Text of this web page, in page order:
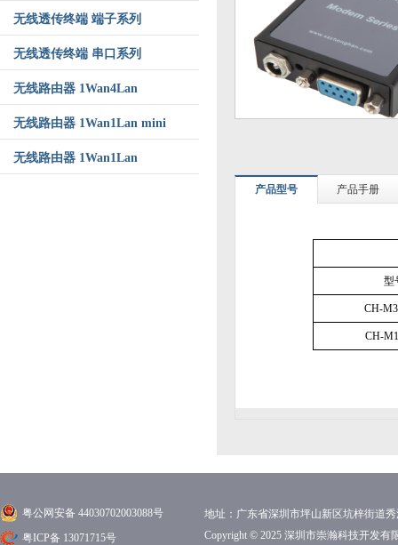
无线透传终端 端子系列
无线透传终端 串口系列
无线路由器 1Wan4Lan
无线路由器 1Wan1Lan mini
无线路由器 1Wan1Lan
产品型号 产品手册
型
CH-
CH-
粤公网安备 44030702003088号
粤ICP备 13071715号
地址：广东省深圳市坪山新区坑梓街道
Copyright © 2025 深圳市崇瀚科技开发有